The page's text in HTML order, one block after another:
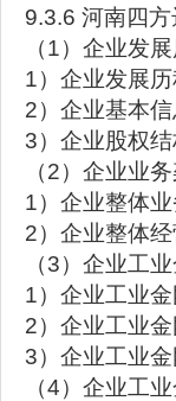
9.3.6 河南四
（1）企业发
1）企业发展历
2）企业基本信
3）企业股权结
（2）企业业
1）企业整体
2）企业整体
（3）企业工
1）企业工业
2）企业工业
3）企业工业
（4）企业工